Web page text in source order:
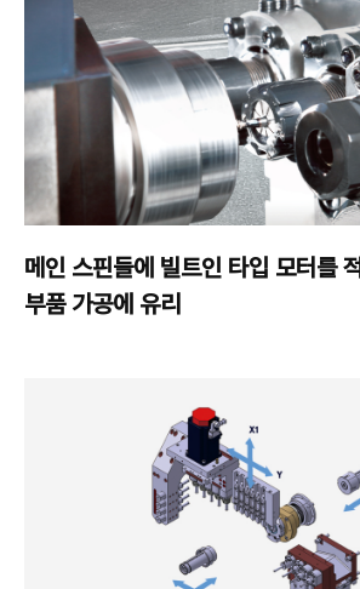
메인 스핀들에 빌트인 타입 모터를
부품 가공에 유리